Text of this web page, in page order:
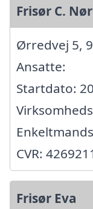
Frisør C.
Ørredvej 5,
Ansatte:
Startdato:
CVR:
Frisør Eva